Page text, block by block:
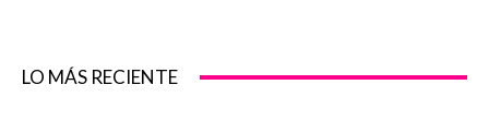
LO MÁS RECIENTE